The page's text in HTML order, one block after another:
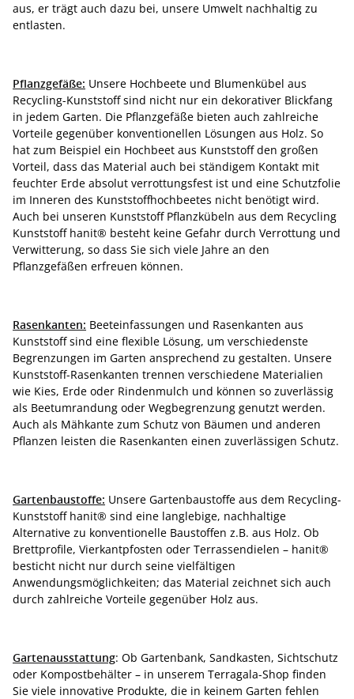
aus, er trägt auch dazu bei, unsere Umwelt nachhaltig zu
entlasten.
Pflanzgefäße: Unsere Hochbeete und Blumenkübel aus
Recycling-Kunststoff sind nicht nur ein dekorativer Blickfang
in jedem Garten. Die Pflanzgefäße bieten auch zahlreiche
Vorteile gegenüber konventionellen Lösungen aus Holz. So
hat zum Beispiel ein Hochbeet aus Kunststoff den großen
Vorteil, dass das Material auch bei ständigem Kontakt mit
feuchter Erde absolut verrottungsfest ist und eine Schutzfolie
im Inneren des Kunststoffhochbeetes nicht benötigt wird.
Auch bei unseren Kunststoff Pflanzkübeln aus dem Recycling
Kunststoff hanit® besteht keine Gefahr durch Verrottung und
Verwitterung, so dass Sie sich viele Jahre an den
Pflanzgefäßen erfreuen können.
Rasenkanten: Beeteinfassungen und Rasenkanten aus
Kunststoff sind eine flexible Lösung, um verschiedenste
Begrenzungen im Garten ansprechend zu gestalten. Unsere
Kunststoff-Rasenkanten trennen verschiedene Materialien
wie Kies, Erde oder Rindenmulch und können so zuverlässig
als Beetumrandung oder Wegbegrenzung genutzt werden.
Auch als Mähkante zum Schutz von Bäumen und anderen
Pflanzen leisten die Rasenkanten einen zuverlässigen Schutz.
Gartenbaustoffe: Unsere Gartenbaustoffe aus dem Recycling-
Kunststoff hanit® sind eine langlebige, nachhaltige
Alternative zu konventionelle Baustoffen z.B. aus Holz. Ob
Brettprofile, Vierkantpfosten oder Terrassendielen – hanit®
besticht nicht nur durch seine vielfältigen
Anwendungsmöglichkeiten; das Material zeichnet sich auch
durch zahlreiche Vorteile gegenüber Holz aus.
Gartenausstattung: Ob Gartenbank, Sandkasten, Sichtschutz
oder Kompostbehälter – in unserem Terragala-Shop finden
Sie viele innovative Produkte, die in keinem Garten fehlen